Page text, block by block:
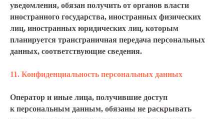
уведомления, обязан получить от органов власти
иностранного государства, иностранных физических
лиц, иностранных юридических лиц, которым
планируется трансграничная передача персональных
данных, соответствующие сведения.
11. Конфиденциальность персональных данных
Оператор и иные лица, получившие доступ
к персональным данным, обязаны не раскрывать